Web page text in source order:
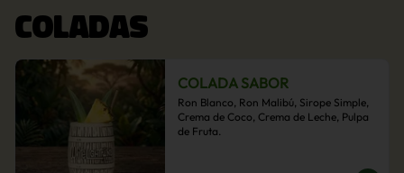
COLADAS
COLADA SABOR
Ron Blanco, Ron Malibú, Sirope Simple,
Crema de Coco, Crema de Leche, Pulpa
de Fruta.